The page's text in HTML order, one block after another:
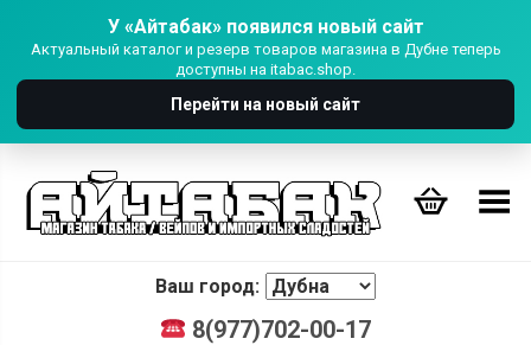
У «Айтабак» появился новый сайт
Актуальный каталог и резерв товаров магазина в Дубне теперь
доступны на itabac.shop.
Перейти на новый сайт
Переключить Меню
Ваш город:
8(977)702-00-17